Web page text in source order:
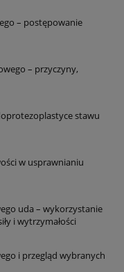
– postępowanie
– przyczyny,
stawu
w usprawnianiu
uda – wykorzystanie
i wytrzymałości
i przegląd wybranych